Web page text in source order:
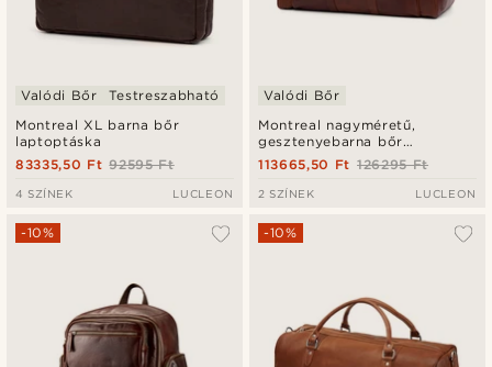
Montreal XL barna bőr
laptoptáska
Valódi Bőr Testreszabható
92595 Ft
83335,50 Ft
4 SZÍNEK LUCLEON
Montreal nagyméretű,
gesztenyebarna bőr
utazótáska
Valódi Bőr
126295 Ft
113665,50 Ft
2 SZÍNEK LUCLEON
-10% -10%